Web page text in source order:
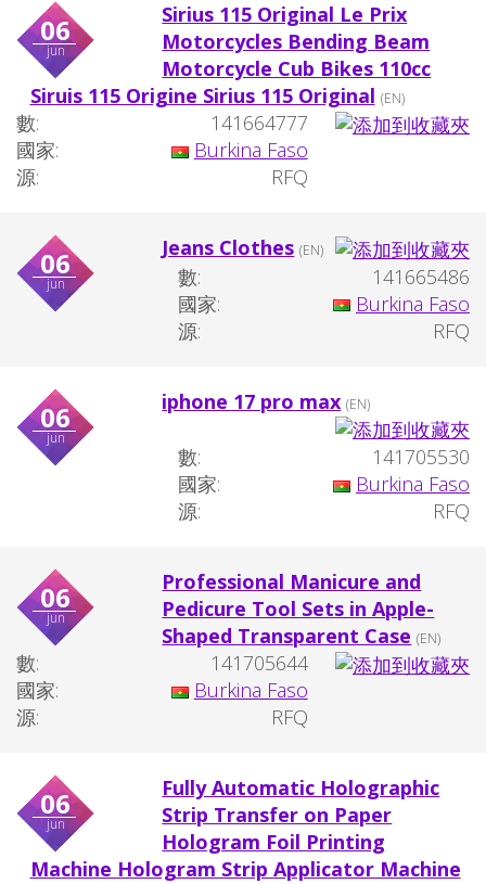
06
jun
Sirius 115 Original Le Prix
Motorcycles Bending Beam
Motorcycle Cub Bikes 110cc
Siruis 115 Origine Sirius 115 Original (EN)
數:
141664777
國家:
Burkina Faso
源:
RFQ
06
jun
Jeans Clothes (EN)
數:
141665486
國家:
Burkina Faso
源:
RFQ
06
jun
iphone 17 pro max (EN)
數:
141705530
國家:
Burkina Faso
源:
RFQ
06
jun
Professional Manicure and
Pedicure Tool Sets in Apple-
Shaped Transparent Case (EN)
數:
141705644
國家:
Burkina Faso
源:
RFQ
06
jun
Fully Automatic Holographic
Strip Transfer on Paper
Hologram Foil Printing
Machine Hologram Strip Applicator Machine